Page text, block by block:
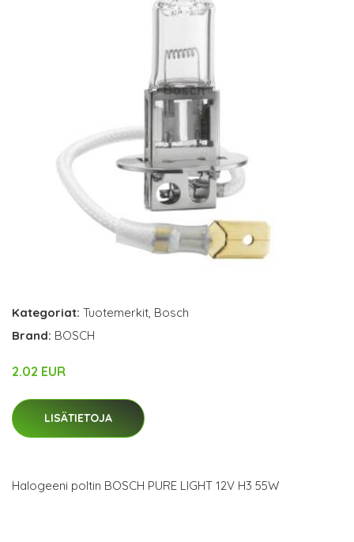
Kategoriat: Tuotemerkit, Bosch
Brand: BOSCH
2.02 EUR
LISÄTIETOJA
Halogeeni poltin BOSCH PURE LIGHT 12V H3 55W